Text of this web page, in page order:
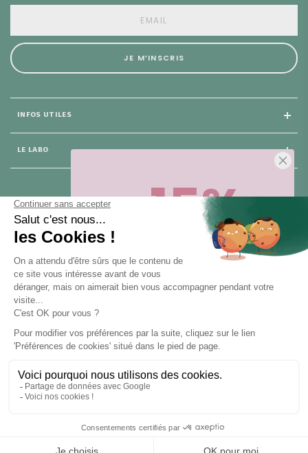
75 008 Paris
hello@santarome.fr
INFOS UTILES
LE LABO
JE M’INSCRIS
-15%
Sur votre première commande,
moment ! Désinscription en 1 clic, à
tout moment.
Obtenir -15%
marketing de notre part. Pour vous désinscrire, cliquez sur le lien de